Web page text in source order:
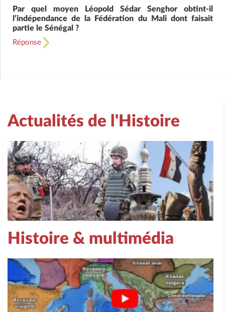
Par quel moyen Léopold Sédar Senghor obtint-il
l’indépendance de la Fédération du Mali dont faisait
partie le Sénégal ?
Réponse
Actualités de l'Histoire
Histoire & multimédia